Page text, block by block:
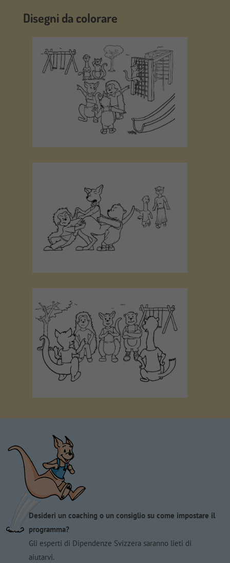
Disegni da colorare
Desideri un coaching o un consiglio su come impostare il
programma?
Gli esperti di Dipendenze Svizzera saranno lieti di
aiutarvi.